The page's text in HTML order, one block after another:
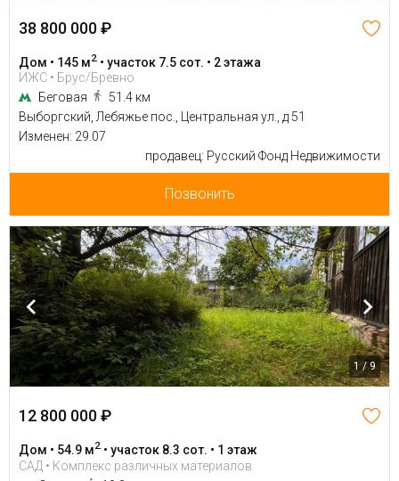
38 800 000 ₽
Дом • 145 м2 • участок 7.5 сот. • 2 этажа
ИЖС • Брус/Бревно
Беговая
51.4 км
Выборгский, Лебяжье пос., Центральная ул., д 51
Изменен: 29.07
продавец: Русский Фонд Недвижимости
Позвонить
1 / 9
12 800 000 ₽
Дом • 54.9 м2 • участок 8.3 сот. • 1 этаж
САД • Комплекс различных материалов